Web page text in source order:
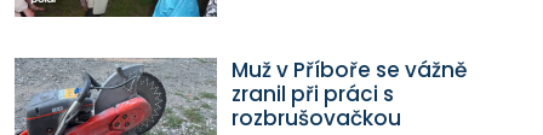
Muž v Příboře se vážně
zranil při práci s
rozbrušovačkou